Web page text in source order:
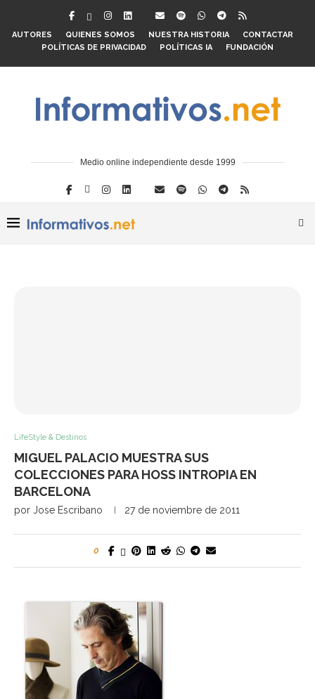
AUTORES QUIENES SOMOS NUESTRA HISTORIA
CONTACTAR
POLÍTICAS DE PRIVACIDAD
POLÍTICAS IA FUNDACIÓN
Medio online independiente desde 1999
LifeStyle & Destinos
MIGUEL PALACIO MUESTRA SUS
COLECCIONES PARA HOSS INTROPIA EN
BARCELONA
por Jose Escribano 27 de noviembre de 2011
0